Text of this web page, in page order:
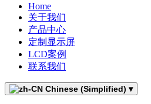
Home
关于我们
产品中心
定制显示屏
LCD案例
联系我们
Chinese (Simplified) ▾